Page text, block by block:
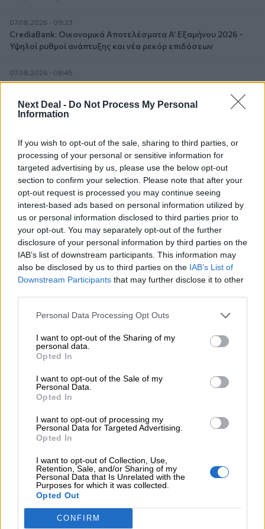
Next Deal - Do Not Process My Personal
Information
If you wish to opt-out of the sale, sharing to third parties, or
processing of your personal or sensitive information for
targeted advertising by us, please use the below opt-out
section to confirm your selection. Please note that after your
opt-out request is processed you may continue seeing
interest-based ads based on personal information utilized by
us or personal information disclosed to third parties prior to
your opt-out. You may separately opt-out of the further
disclosure of your personal information by third parties on the
IAB’s list of downstream participants. This information may
also be disclosed by us to third parties on the IAB’s List of
Downstream Participants that may further disclose it to other
Personal Data Processing Opt Outs
I want to opt-out of the Sharing of my
personal data.
Opted In
I want to opt-out of the Sale of my
Personal Data.
Opted In
I want to opt-out of processing my
Personal Data for Targeted Advertising.
Opted In
I want to opt-out of Collection, Use,
Retention, Sale, and/or Sharing of my
Personal Data that Is Unrelated with the
Purposes for which it was collected.
Opted Out
CONFIRM
07.08.2026 - 09:23
CrediaBank: Οικονομικά Αποτελέσματα A’ Εξαμήνου 2026 -
Υψηλοί ρυθμοί ανάπτυξης και νέα ρεκόρ επιδόσεων
07.08.2026 - 08:45
Στόχος για νέα δάνεια 15 δισ. το 2026, η «ακτινογραφία» της
Metlen, μεγαλώνει ταχύτατα η CrediaBank
10.000 φορές η διεθνής επιστημονική κοινότητα παρέπεμψε
στο έργο του – Ποιος είναι ο Έλληνας χειρουργός Χρήστος
Κοντοβουνήσιος
06.08.2026 - 14:55
Μιχάλης Τάτσης, Insurance & Healthcare Analyst, διευθυντής
Επιχειρηματικής Ανάπτυξης Ομίλου HHG
06.08.2026 - 13:30
Όταν η επόμενη μέρα είναι στάχτη, τι θα πει ο Ασφαλιστικός
Διαμεσολαβητής στον πελάτη κλάδου υγείας;
06.08.2026 - 12:22
καινοτόμα φάρμακα φτάνει τελικά στην Ελλάδα
06.08.2026 - 11:37
Μείωση ασφαλιστικών εισφορών ύψους 240 εκατ. ευρώ
06.08.2026 - 10:45
ενεργειακή κρίση;
Στέλιος Λιανός – INTERAMERICAN / Αθηναϊκή Γενική Κλινική
06.08.2026 - 08:40
Η γαλλική «ψήφος» στο «καλώδιο» και τα συμφέροντα, οι
ελληνικές τράπεζες «πρωταθλήτριες» στα δάνεια, νέο deal
Βαρδινογιάννη- Εξάρχου και ο διπλασιασμός των κερδών της